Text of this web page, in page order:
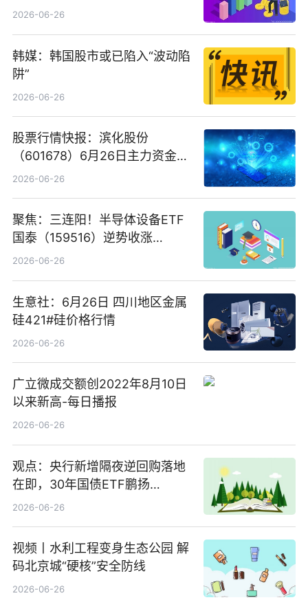
看
2026-06-26
韩媒：韩国股市或已陷入“波动陷
阱”
2026-06-26
股票行情快报：滨化股份
（601678）6月26日主力资金净
卖出5964.34万元
2026-06-26
聚焦：三连阳！半导体设备ETF
国泰（159516）逆势收涨
3.5%，近10日累计净流入超65
2026-06-26
生意社：6月26日 四川地区金属
硅421#硅价格行情
2026-06-26
广立微成交额创2022年8月10日
以来新高-每日播报
2026-06-26
观点：央行新增隔夜逆回购落地
在即，30年国债ETF鹏扬
(511090) 盘中小幅上涨
2026-06-26
视频丨水利工程变身生态公园 解
码北京城“硬核”安全防线
2026-06-26